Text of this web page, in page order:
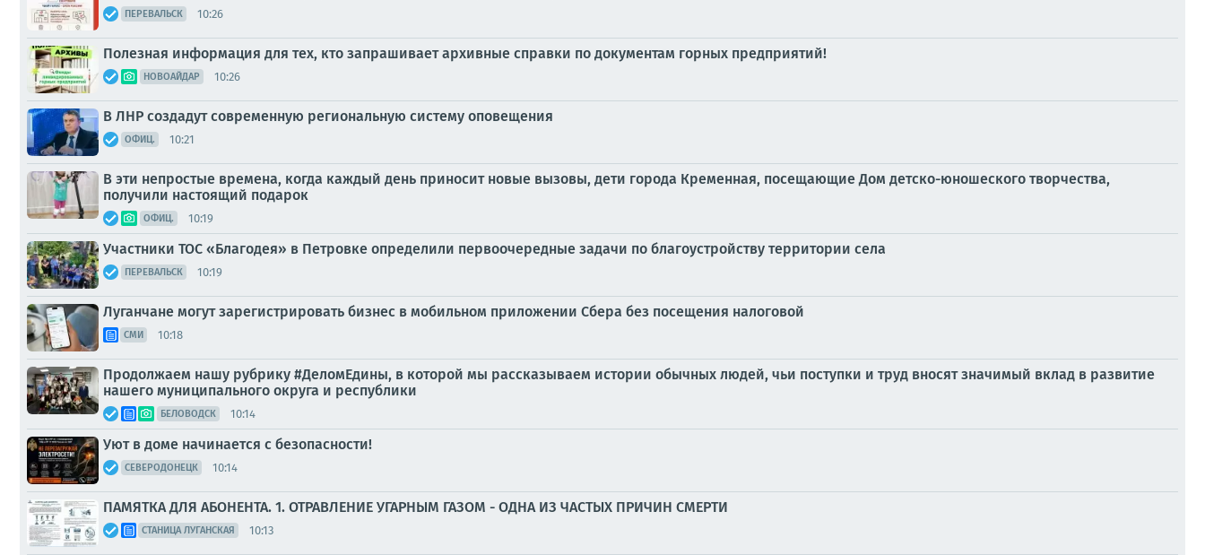
ПЕРЕВАЛЬСК 10:26
Полезная информация для тех, кто запрашивает архивные справки по документам горных предприятий!
НОВОАЙДАР 10:26
В ЛНР создадут современную региональную систему оповещения
ОФИЦ. 10:21
В эти непростые времена, когда каждый день приносит новые вызовы, дети города Кременная, посещающие Дом детско-юношеского творчества,
получили настоящий подарок
ОФИЦ. 10:19
Участники ТОС «Благодея» в Петровке определили первоочередные задачи по благоустройству территории села
ПЕРЕВАЛЬСК 10:19
Луганчане могут зарегистрировать бизнес в мобильном приложении Сбера без посещения налоговой
СМИ 10:18
Продолжаем нашу рубрику #ДеломЕдины, в которой мы рассказываем истории обычных людей, чьи поступки и труд вносят значимый вклад в развитие
нашего муниципального округа и республики
БЕЛОВОДСК 10:14
Уют в доме начинается с безопасности!
СЕВЕРОДОНЕЦК 10:14
ПАМЯТКА ДЛЯ АБОНЕНТА. 1. ОТРАВЛЕНИЕ УГАРНЫМ ГАЗОМ - ОДНА ИЗ ЧАСТЫХ ПРИЧИН СМЕРТИ
СТАНИЦА ЛУГАНСКАЯ 10:13